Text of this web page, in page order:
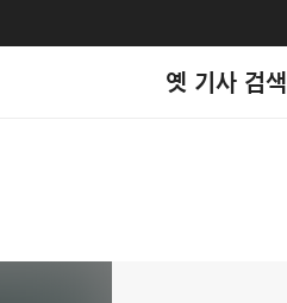
옛 기사 검색